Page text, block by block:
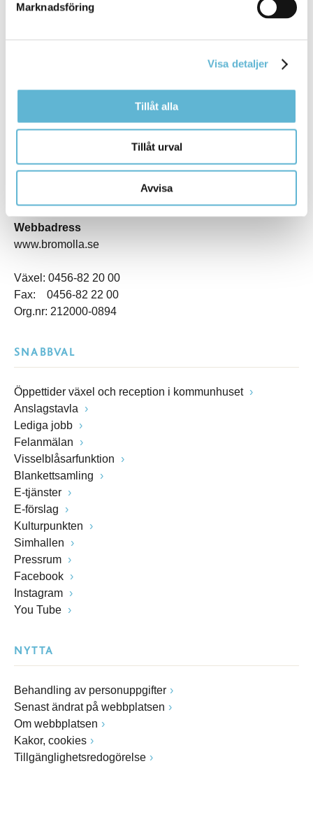
Marknadsföring
Visa detaljer
Tillåt alla
Tillåt urval
Avvisa
KONTAKT
Besöksadress
Kommunhuset, Storgatan 48
Postadress
Webbadress
www.bromolla.se
Växel: 0456-82 20 00
Fax: 0456-82 22 00
Org.nr: 212000-0894
SNABBVAL
Öppettider växel och reception i kommunhuset
Anslagstavla
Lediga jobb
Felanmälan
Visselblåsarfunktion
Blankettsamling
E-tjänster
E-förslag
Kulturpunkten
Simhallen
Pressrum
Facebook
Instagram
You Tube
NYTTA
Behandling av personuppgifter
Senast ändrat på webbplatsen
Om webbplatsen
Kakor, cookies
Tillgänglighetsredogörelse